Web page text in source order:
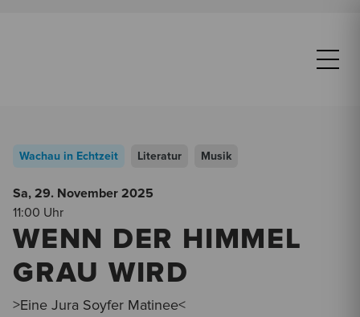
Wachau in Echtzeit Literatur Musik
Sa, 29. November 2025
11:00 Uhr
WENN DER HIMMEL
GRAU WIRD
>Eine Jura Soyfer Matinee<